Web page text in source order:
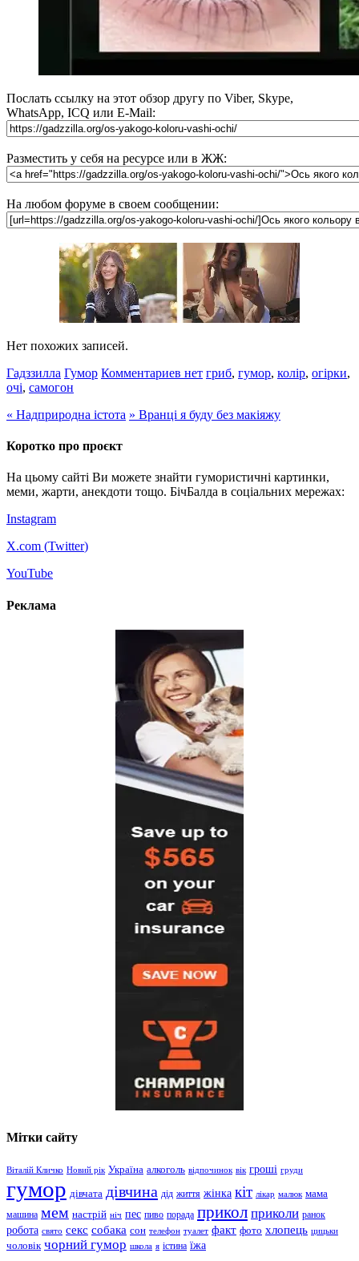
Послать ссылку на этот обзор другу по Viber, Skype,
WhatsApp, ICQ или E-Mail:
Разместить у себя на ресурсе или в ЖЖ:
На любом форуме в своем сообщении:
Нет похожих записей.
Гадззилла Гумор Комментариев нет гриб, гумор, колір, огірки,
очі, самогон
« Надприродна істота » Вранці я буду без макіяжу
Коротко про проєкт
На цьому сайті Ви можете знайти гумористичні картинки,
меми, жарти, анекдоти тощо. БічБалда в соціальних мережах:
Instagram
X.com (Twitter)
YouTube
Реклама
Мітки сайту
Віталій Кличко Новий рік Україна алкоголь відпочинок вік гроші груди
гумор дівчата дівчина дід життя жінка кіт лікар малюк мама
машина мем настрій ніч пес пиво порада прикол приколи ранок
робота свято секс собака сон телефон туалет факт фото хлопець цицьки
чоловік чорний гумор школа я істина їжа